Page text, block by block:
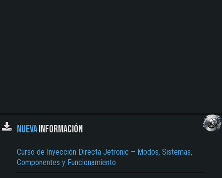
NUEVAINFORMACIÓN
Curso de Inyección Directa Jetronic – Modos, Sistemas,
Componentes y Funcionamiento